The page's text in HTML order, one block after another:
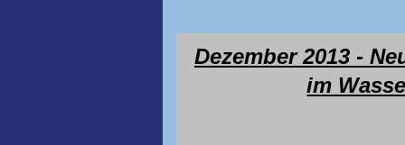
Dezember 2013 -
im